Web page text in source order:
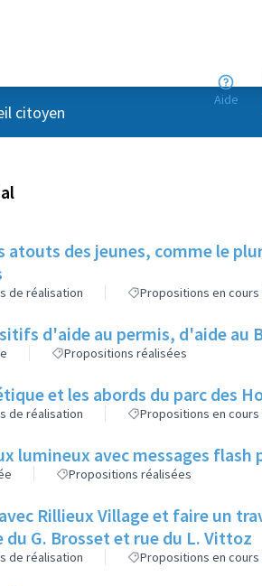
Aide
citoyen
atouts des jeunes, comme le
de réalisation Propositions en
d'aide au permis, d'aide au
Propositions réalisées
et les abords du parc des
de réalisation Propositions en
lumineux avec messages
Propositions réalisées
Rillieux Village et faire un
du G. Brosset et rue du L. Vittoz
de réalisation Propositions en